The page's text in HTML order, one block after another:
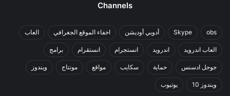
Channels
obs
Skype أدوبي أوديشن اخفاء الموقع الجغرافي العاب
العاب اندرويد اندرويد انستجرام انستقرام برامج
جوجل ادسنس حماية سكايب مواقع مونتاج ويندوز
ويندوز 10 يوتيوب